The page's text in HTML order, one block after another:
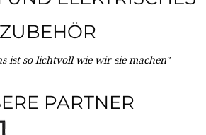
ZUBEHÖR
ist so lichtvoll wie wir sie machen"
PARTNER